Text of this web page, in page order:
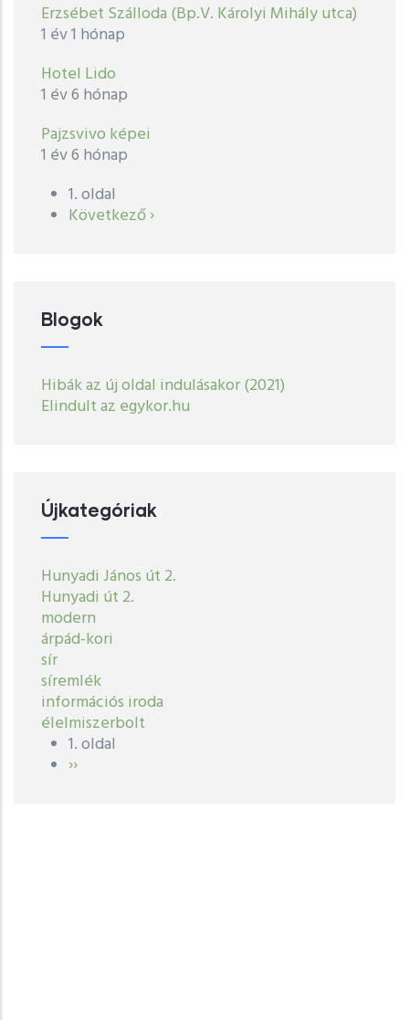
Erzsébet Szálloda (Bp.V. Károlyi Mihály utca)
1 év 1 hónap
Hotel Lido
1 év 6 hónap
Pajzsvivo képei
1 év 6 hónap
Oldalszámozás
1. oldal
Következő
Következő ›
Blogok
Hibák az új oldal indulásakor (2021)
Elindult az egykor.hu
Újkategóriak
Hunyadi János út 2.
Hunyadi út 2.
modern
árpád-kori
sír
síremlék
információs iroda
élelmiszerbolt
Oldalszámozás
1. oldal
Következő
››